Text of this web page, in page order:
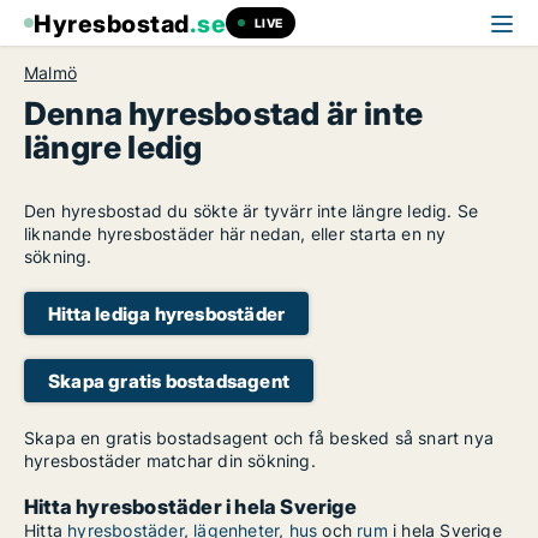
Hyresbostad.se LIVE
Malmö
Denna hyresbostad är inte
längre ledig
Den hyresbostad du sökte är tyvärr inte längre ledig. Se
liknande hyresbostäder här nedan, eller starta en ny
sökning.
Hitta lediga hyresbostäder
Skapa gratis bostadsagent
Skapa en gratis bostadsagent och få besked så snart nya
hyresbostäder matchar din sökning.
Hitta hyresbostäder i hela Sverige
Hitta hyresbostäder, lägenheter, hus och rum i hela Sverige